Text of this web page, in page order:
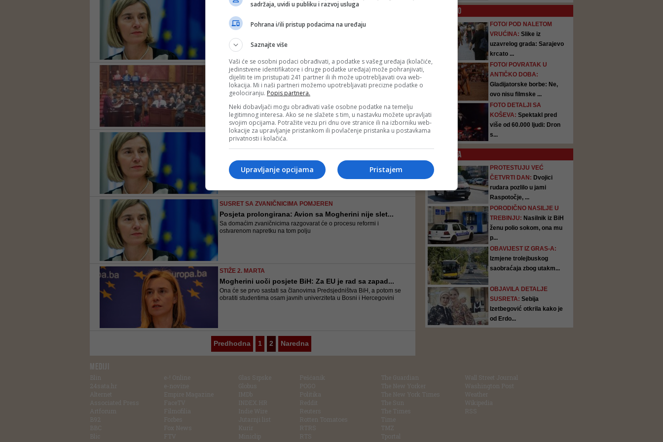
VAŽNA POSJETA ZA BIH
Predsjedavajući Zvizdić ranije je kazao da Mogherini donosi veoma
važne poruke za BiH, a to je da su vrata EU otvorena za BiH, ali i da
će od dinamike ispunjavanja uvjeta koji su postavljeni pred BiH ovisiti
i brzina pristupanja EU.
OBRAĆANJE U SRBIJANSKOM PARLAMENTU
Šešeljevi radikali ometali govor Federice Mogheri...
Oni su izvjesili i transparente ''Srbijo, ne vjeruj Bruxellesu'', na
srpskom i engleskom jeziku, a govor Mogherini ometali su i lupajući
po klupama u kojima su sjedili
SUSRET SA ZVANIČNICIMA
Federica Mogherini sutra u posjeti BiH
članovima Predsjedništva BiH
SUSRET SA ZVANIČNICIMA POMJEREN
Posjeta prolongirana: Avion sa Mogherini nije slet...
Sa domaćim zvaničnicima razgovarat će o procesu reformi i
ostvarenom napretku na tom polju
STIŽE 2. MARTA
Mogherini uoči posjete BiH: Za EU je rad sa zapad...
Ona će se prvo sastati sa članovima Predsjedništva BiH, a potom se
obratiti studentima osam javnih univerziteta u Bosni i Hercegovini
Predhodna 1 2 Naredna
FOTO
FOTO/ POD NALETOM
VRUĆINA: Slike iz
uzavrelog grada: Sarajevo
krcato ...
FOTO/ POVRATAK U
ANTIČKO DOBA:
Gladijatorske borbe: Ne,
ovo nisu filmske ...
FOTO DETALJI SA
KOŠEVA: Spektakl pred
više od 60.000 ljudi: Dron
s...
SATA
PROTESTUJU VEĆ
ČETVRTI DAN: Dvojici
rudara pozlilo u jami
Raspotočje, ...
PORODIČNO NASILJE U
TREBINJU: Nasilnik iz BiH
ženu polio sokom, ona mu
p...
OBAVIJEST IZ GRAS-A:
Izmjene trolejbuskog
saobraćaja zbog utakm...
OBJAVILA DETALJE
SUSRETA: Sebija
Izetbegović otkrila kako je
od Erdo...
MEDIJI
Blin
24sata.hr
Alternet
Associated Press
Artforum
B92
BBC
Blic
e-! Online
e-novine
Empire Magazine
FaceTV
Filmofilia
Forbes
Fox News
FTV
Glas Srpske
Globus
IMDb
INDEX.HR
Indie Wire
Jutarnji list
Kurir
Miniclip
Pešćanik
POGO
Politika
Reddit
Reuters
Rotten Tomatoes
RTRS
RTS
The Guardian
The New Yorker
The New York Times
The Sun
The Times
Time
TMZ
Tportal
Wall Street Journal
Washington Post
Weather
Wikipedia
RSS
sadržaja, uvidi u publiku i razvoj usluga
Pohrana i/ili pristup podacima na uređaju
Saznajte više
Vaši će se osobni podaci obrađivati, a podatke s vašeg uređaja (kolačiće,
jedinstvene identifikatore i druge podatke uređaja) može pohranjivati,
dijeliti te im pristupati 241 partner ili ih može upotrebljavati ova web-
lokacija. Mi i naši partneri možemo upotrebljavati precizne podatke o
geolociranju. Popis partnera.
Neki dobavljači mogu obrađivati vaše osobne podatke na temelju
legitimnog interesa. Ako se ne slažete s tim, u nastavku možete upravljati
svojim opcijama. Potražite vezu pri dnu ove stranice ili na izborniku web-
lokacije za upravljanje pristankom ili povlačenje pristanka u postavkama
privatnosti i kolačića.
Pristajem
Upravljanje opcijama